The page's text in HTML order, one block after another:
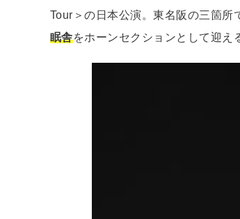
Tour＞の日本公演。東名阪の三箇所
眠舎をホーンセクションとして迎え